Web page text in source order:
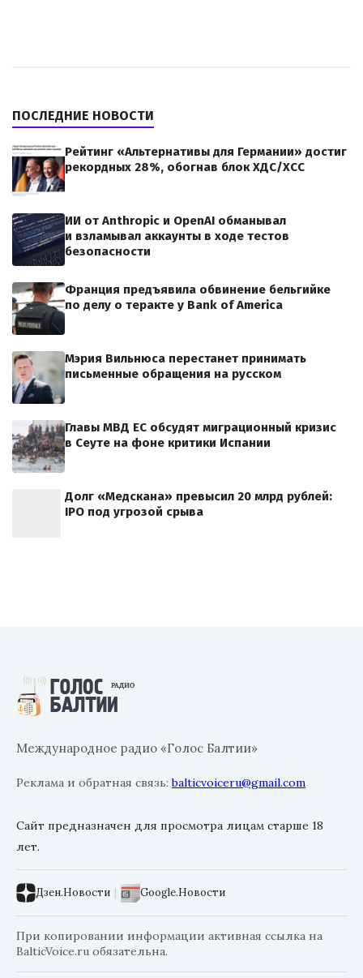
ПОСЛЕДНИЕ НОВОСТИ
Рейтинг «Альтернативы для Германии» достиг
рекордных 28%, обогнав блок ХДС/ХСС
ИИ от Anthropic и OpenAI обманывал
и взламывал аккаунты в ходе тестов
безопасности
Франция предъявила обвинение бельгийке
по делу о теракте у Bank of America
Мэрия Вильнюса перестанет принимать
письменные обращения на русском
Главы МВД ЕС обсудят миграционный кризис
в Сеуте на фоне критики Испании
Долг «Медскана» превысил 20 млрд рублей:
IPO под угрозой срыва
Международное радио «Голос Балтии»
Реклама и обратная связь:balticvoiceru@gmail.com
Сайт предназначен для просмотра лицам старше 18
лет.
Дзен.Новости | Google.Новости
При копировании информации активная ссылка на
BalticVoice.ru обязательна.